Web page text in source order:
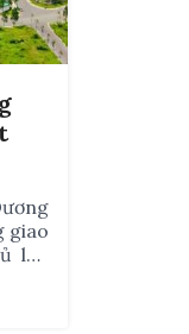
giao
lực